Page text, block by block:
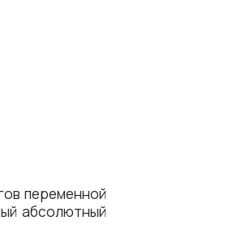
переменной
абсолютный